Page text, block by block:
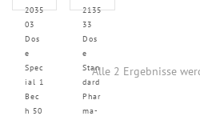
2035
03
Dos
e
Spec
ial 1
Bec
h 50
2135
33
Dos
e
Stan
dard
Phar
ma-
Alle 2 Ergebnisse